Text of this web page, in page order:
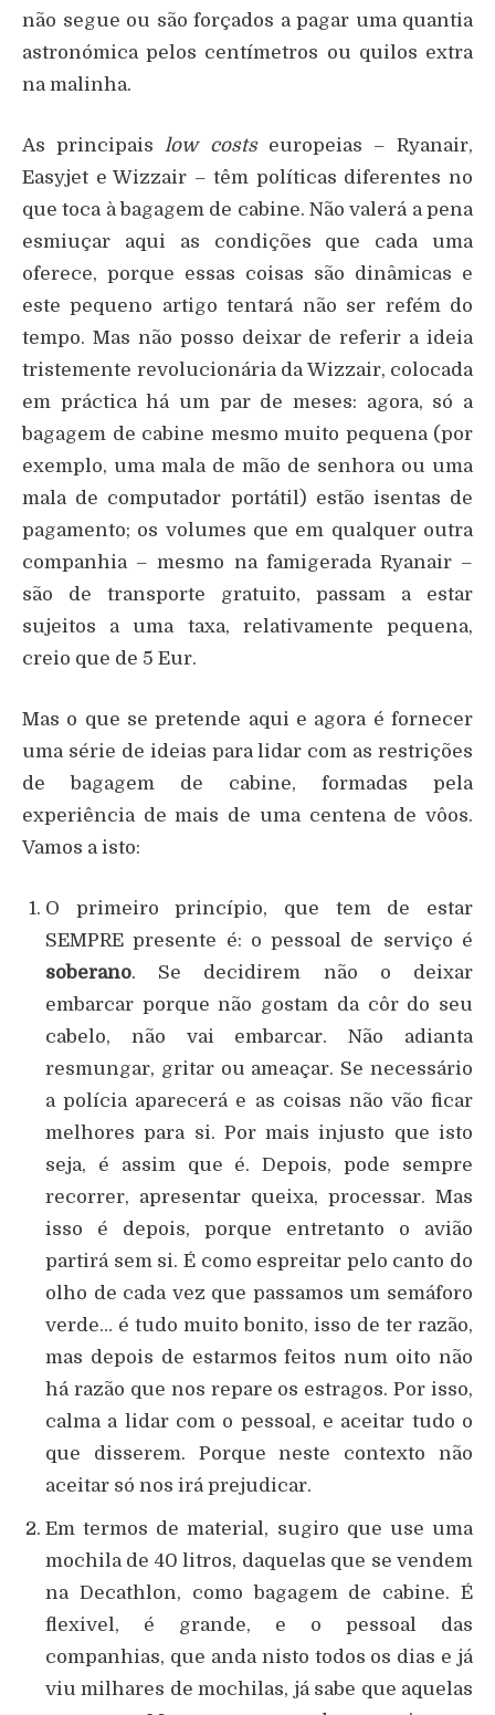
não segue ou são forçados a pagar uma quantia
astronómica pelos centímetros ou quilos extra
na malinha.
As principaislow costseuropeias – Ryanair,
Easyjet e Wizzair – têm políticas diferentes no
que toca à bagagem de cabine. Não valerá a pena
esmiuçar aqui as condições que cada uma
oferece, porque essas coisas são dinâmicas e
este pequeno artigo tentará não ser refém do
tempo. Mas não posso deixar de referir a ideia
tristemente revolucionária da Wizzair, colocada
em práctica há um par de meses: agora, só a
bagagem de cabine mesmo muito pequena (por
exemplo, uma mala de mão de senhora ou uma
mala de computador portátil) estão isentas de
pagamento; os volumes que em qualquer outra
companhia – mesmo na famigerada Ryanair –
são de transporte gratuito, passam a estar
sujeitos a uma taxa, relativamente pequena,
creio que de 5 Eur.
Mas o que se pretende aqui e agora é fornecer
uma série de ideias para lidar com as restrições
de bagagem de cabine, formadas pela
experiência de mais de uma centena de vôos.
Vamos a isto:
O primeiro princípio, que tem de estar
SEMPRE presente é: o pessoal de serviço é
soberano. Se decidirem não o deixar
embarcar porque não gostam da côr do seu
cabelo, não vai embarcar. Não adianta
resmungar, gritar ou ameaçar. Se necessário
a polícia aparecerá e as coisas não vão ficar
melhores para si. Por mais injusto que isto
seja, é assim que é. Depois, pode sempre
recorrer, apresentar queixa, processar. Mas
isso é depois, porque entretanto o avião
partirá sem si. É como espreitar pelo canto do
olho de cada vez que passamos um semáforo
verde… é tudo muito bonito, isso de ter razão,
mas depois de estarmos feitos num oito não
há razão que nos repare os estragos. Por isso,
calma a lidar com o pessoal, e aceitar tudo o
que disserem. Porque neste contexto não
aceitar só nos irá prejudicar.
Em termos de material, sugiro que use uma
mochila de 40 litros, daquelas que se vendem
na Decathlon, como bagagem de cabine. É
flexivel, é grande, e o pessoal das
companhias, que anda nisto todos os dias e já
viu milhares de mochilas, já sabe que aquelas